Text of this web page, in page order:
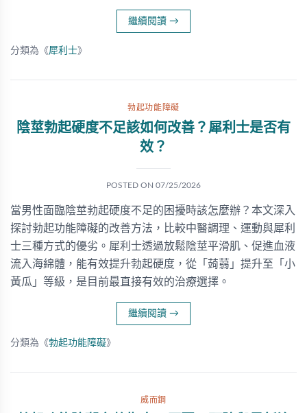
繼續閱讀 →
分類為《犀利士》
勃起功能障礙
陰莖勃起硬度不足該如何改善？犀利士是否有
效？
POSTED ON 07/25/2026
當男性面臨陰莖勃起硬度不足的困擾時該怎麼辦？本文深入
探討勃起功能障礙的改善方法，比較中醫調理、運動與犀利
士三種方式的優劣。犀利士透過放鬆陰莖平滑肌、促進血液
流入海綿體，能有效提升勃起硬度，從「蒟蒻」提升至「小
黃瓜」等級，是目前最直接有效的治療選擇。
繼續閱讀 →
分類為《勃起功能障礙》
威而鋼